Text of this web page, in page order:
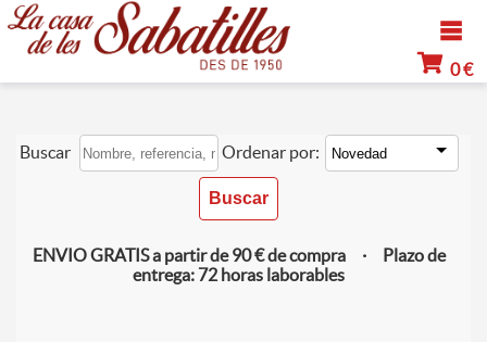
0 €
Buscar Ordenar por:
ENVIO GRATIS a partir de 90 € de compra · Plazo de
entrega: 72 horas laborables